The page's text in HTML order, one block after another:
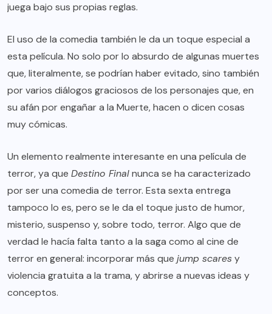
juega bajo sus propias reglas.
El uso de la comedia también le da un toque especial a
esta película. No solo por lo absurdo de algunas muertes
que, literalmente, se podrían haber evitado, sino también
por varios diálogos graciosos de los personajes que, en
su afán por engañar a la Muerte, hacen o dicen cosas
muy cómicas.
Un elemento realmente interesante en una película de
terror, ya que Destino Finalnunca se ha caracterizado
por ser una comedia de terror. Esta sexta entrega
tampoco lo es, pero se le da el toque justo de humor,
misterio, suspenso y, sobre todo, terror. Algo que de
verdad le hacía falta tanto a la saga como al cine de
terror en general: incorporar más que jump scaresy
violencia gratuita a la trama, y abrirse a nuevas ideas y
conceptos.